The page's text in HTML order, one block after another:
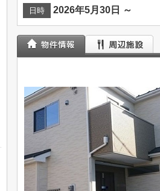
日時 2026年5月30日 ～